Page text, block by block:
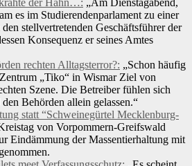
der Hahn…: „Am Dienstagabend,
es im Studierendenparlament zu einer
stellvertretenden Geschäftsführer der
Konsequenz er seines Amtes
rechten Alltagsterror?: „Schon häufig
„Tiko“ in Wismar Ziel von
Szene. Die Betreiber fühlen sich
Behörden allein gelassen.“
statt “Schweinegürtel Mecklenburg-
von Vorpommern-Greifswald
Eindämmung der Massentierhaltung mit